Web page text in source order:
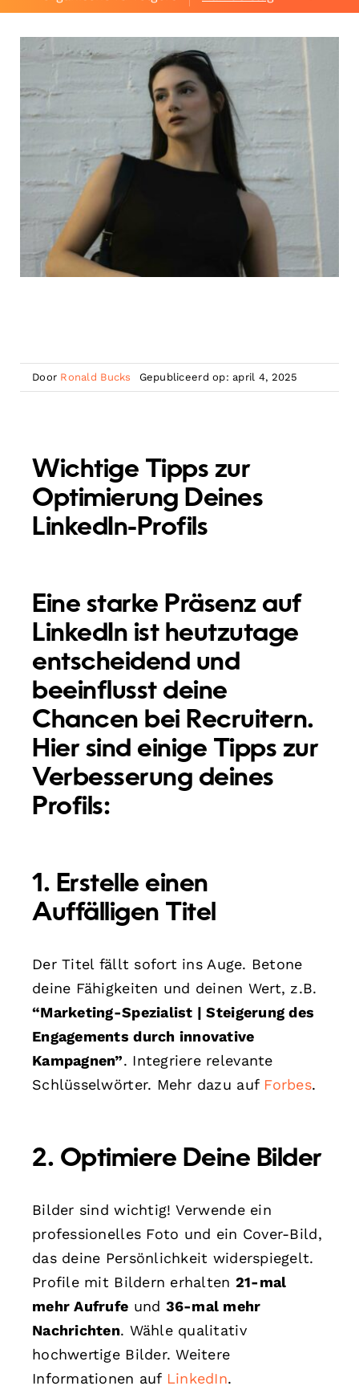
Door Ronald Bucks Gepubliceerd op: april 4, 2025
Wichtige Tipps zur
Optimierung Deines
LinkedIn-Profils
Eine starke Präsenz auf
LinkedIn ist heutzutage
entscheidend und
beeinflusst deine
Chancen bei Recruitern.
Hier sind einige Tipps zur
Verbesserung deines
Profils:
1. Erstelle einen
Auffälligen Titel
Der Titel fällt sofort ins Auge. Betone
deine Fähigkeiten und deinen Wert, z.B.
“Marketing-Spezialist | Steigerung des
Engagements durch innovative
Kampagnen”. Integriere relevante
Schlüsselwörter. Mehr dazu auf Forbes.
2. Optimiere Deine Bilder
Bilder sind wichtig! Verwende ein
professionelles Foto und ein Cover-Bild,
das deine Persönlichkeit widerspiegelt.
Profile mit Bildern erhalten 21-mal
mehr Aufrufe und 36-mal mehr
Nachrichten. Wähle qualitativ
hochwertige Bilder. Weitere
Informationen auf LinkedIn.